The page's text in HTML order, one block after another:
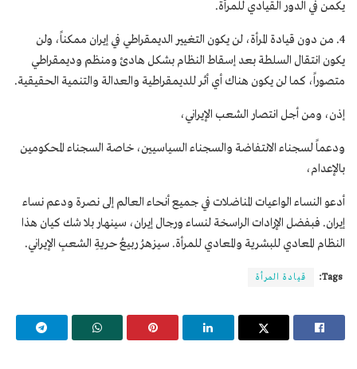
يكمن في الدور القيادي للمرأة.
4. من دون قيادة المرأة، لن يكون التغيير الديمقراطي في إيران ممكناً، ولن
يكون انتقال السلطة بعد إسقاط النظام بشكل هادئ ومنظم وديمقراطي
متصوراً، كما لن يكون هناك أي أثر للديمقراطية والعدالة والتنمية الحقيقية.
إذن، ومن أجل انتصار الشعب الإيراني،
ودعماً لسجناء الانتفاضة والسجناء السياسيين، خاصة السجناء المحکومین
بالإعدام،
أدعو النساء الواعيات المناضلات في جميع أنحاء العالم إلى نصرة ودعم نساء
إيران. فبفضل الإرادات الراسخة لنساء ورجال إيران، سينهار بلا شك كيان هذا
النظام المعادي للبشرية والمعادي للمرأة. سيزهرُ ربيعُ حريةِ الشعبِ الإيراني.
Tags: قيادة المرأة